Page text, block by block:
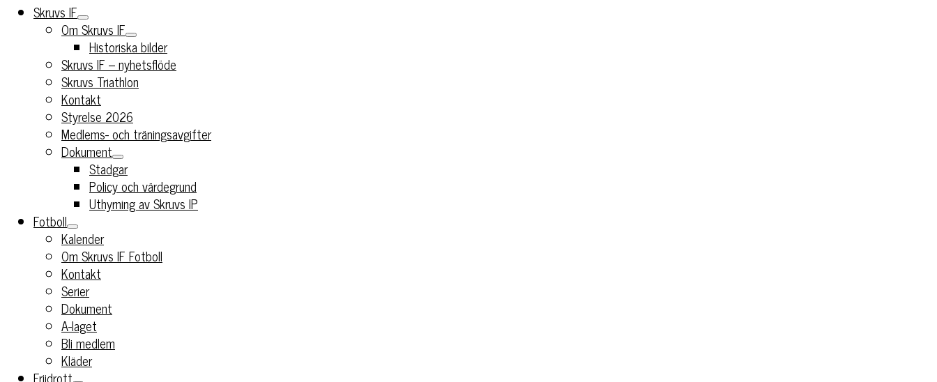
Skruvs IF
Om Skruvs IF
Historiska bilder
Skruvs IF – nyhetsflöde
Skruvs Triathlon
Kontakt
Styrelse 2026
Medlems- och träningsavgifter
Dokument
Stadgar
Policy och värdegrund
Uthyrning av Skruvs IP
Fotboll
Kalender
Om Skruvs IF Fotboll
Kontakt
Serier
Dokument
A-laget
Bli medlem
Kläder
Friidrott